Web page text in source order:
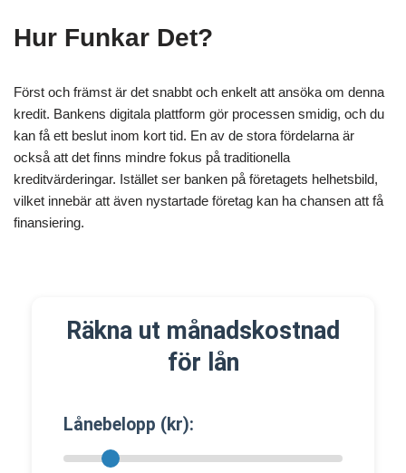
Hur Funkar Det?
Först och främst är det snabbt och enkelt att ansöka om denna
kredit. Bankens digitala plattform gör processen smidig, och du
kan få ett beslut inom kort tid. En av de stora fördelarna är
också att det finns mindre fokus på traditionella
kreditvärderingar. Istället ser banken på företagets helhetsbild,
vilket innebär att även nystartade företag kan ha chansen att få
finansiering.
Räkna ut månadskostnad
för lån
Lånebelopp (kr):